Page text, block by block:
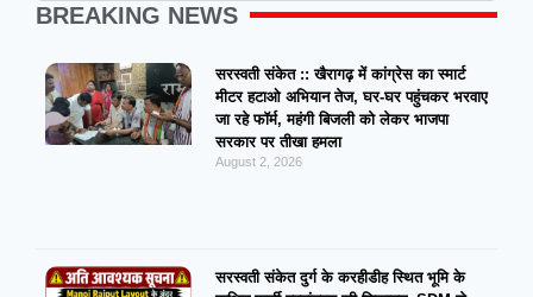
BREAKING NEWS
सरस्वती संकेत :: खैरागढ़ में कांग्रेस का स्मार्ट
मीटर हटाओ अभियान तेज, घर-घर पहुंचकर भरवाए
जा रहे फॉर्म, महंगी बिजली को लेकर भाजपा
सरकार पर तीखा हमला
August 2, 2026
सरस्वती संकेत दुर्ग के करहीडीह स्थित भूमि के